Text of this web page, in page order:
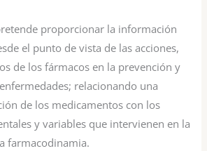
proporcionar la información
el punto de vista de las acciones,
de los fármacos en la prevención y
relacionando una
de los medicamentos con los
y variables que intervienen en la
farmacodinamia.